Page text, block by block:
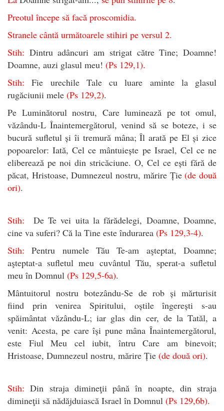
Preotul începe să facă proscomidia.
Stranele cântă următoarele stihiri pe versul 2.
Stih: Dintru adâncuri am strigat către Tine; Doamne!
Doamne, auzi glasul meu! (Ps 129,1).
Stih: Fie urechile Tale cu luare aminte la glasul
rugăciunii mele (Ps 129,2).
Pe Luminătorul nostru, Care luminează pe tot omul,
văzându-L Înaintemergătorul, venind să se boteze, i se
bucură sufletul și îi tremură mâna; Îl arată pe El și zice
popoarelor: Iată, Cel ce mântuiește pe Israel, Cel ce ne
eliberează pe noi din stricăciune. O, Cel ce ești fără de
păcat, Hristoase, Dumnezeul nostru, mărire Ție(de două
ori).
Stih:
De Te vei uita la fărădelegi, Doamne, Doamne,
cine va suferi? Că la Tine este îndurarea (Ps 129,3-4).
Stih: Pentru numele Tău Te-am aşteptat, Doamne;
aşteptat-a sufletul meu cuvântul Tău, sperat-a sufletul
meu în Domnul (Ps 129,5-6a).
Mântuitorul nostru botezându-Se de rob și mărturisit
fiind prin venirea Spiritului, oștile îngerești s-au
spăimântat văzându-L; iar glas din cer, de la Tatăl, a
venit: Acesta, pe care își pune mâna Înaintemergătorul,
este Fiul Meu cel iubit, întru Care am binevoit;
Hristoase, Dumnezeul nostru, mărire Ție (de două ori).
Stih: Din straja dimineţii până în noapte, din straja
dimineţii să nădăjduiască Israel în Domnul (Ps 129,6b).